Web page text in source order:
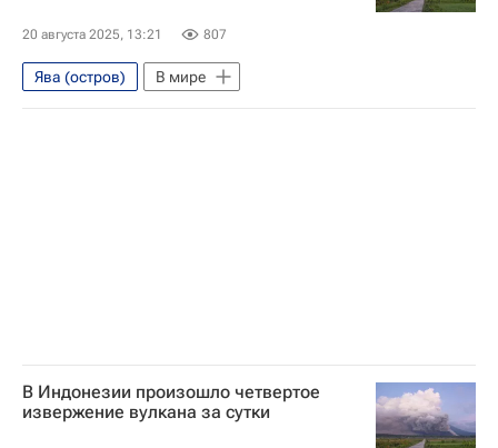
20 августа 2025, 13:21 807
Ява (остров) В мире
В Индонезии произошло четвертое
извержение вулкана за сутки